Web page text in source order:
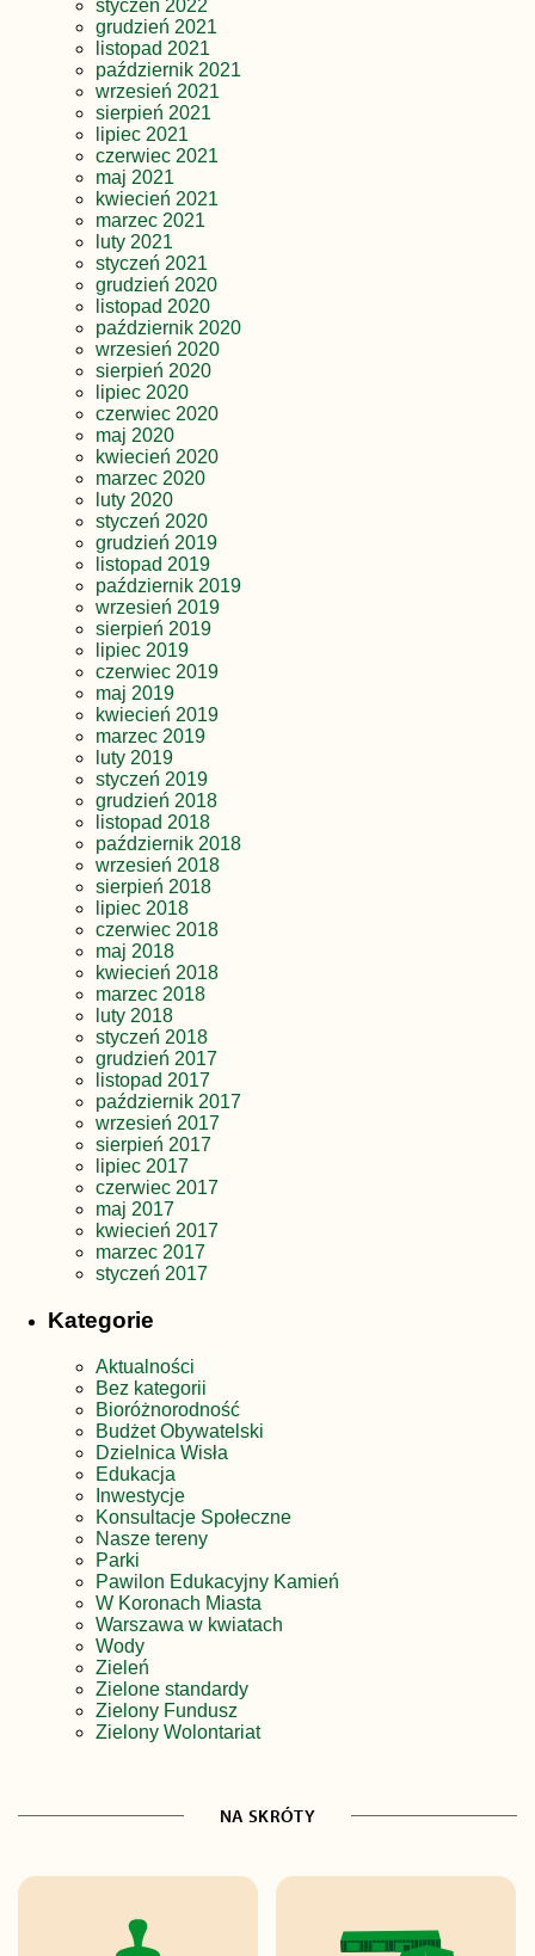
styczeń 2022
grudzień 2021
listopad 2021
październik 2021
wrzesień 2021
sierpień 2021
lipiec 2021
czerwiec 2021
maj 2021
kwiecień 2021
marzec 2021
luty 2021
styczeń 2021
grudzień 2020
listopad 2020
październik 2020
wrzesień 2020
sierpień 2020
lipiec 2020
czerwiec 2020
maj 2020
kwiecień 2020
marzec 2020
luty 2020
styczeń 2020
grudzień 2019
listopad 2019
październik 2019
wrzesień 2019
sierpień 2019
lipiec 2019
czerwiec 2019
maj 2019
kwiecień 2019
marzec 2019
luty 2019
styczeń 2019
grudzień 2018
listopad 2018
październik 2018
wrzesień 2018
sierpień 2018
lipiec 2018
czerwiec 2018
maj 2018
kwiecień 2018
marzec 2018
luty 2018
styczeń 2018
grudzień 2017
listopad 2017
październik 2017
wrzesień 2017
sierpień 2017
lipiec 2017
czerwiec 2017
maj 2017
kwiecień 2017
marzec 2017
styczeń 2017
Kategorie
Aktualności
Bez kategorii
Bioróżnorodność
Budżet Obywatelski
Dzielnica Wisła
Edukacja
Inwestycje
Konsultacje Społeczne
Nasze tereny
Parki
Pawilon Edukacyjny Kamień
W Koronach Miasta
Warszawa w kwiatach
Wody
Zieleń
Zielone standardy
Zielony Fundusz
Zielony Wolontariat
NA SKRÓTY